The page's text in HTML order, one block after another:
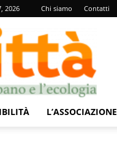
2026 Chi siamo Contatti
L’ASSOCIAZIONE